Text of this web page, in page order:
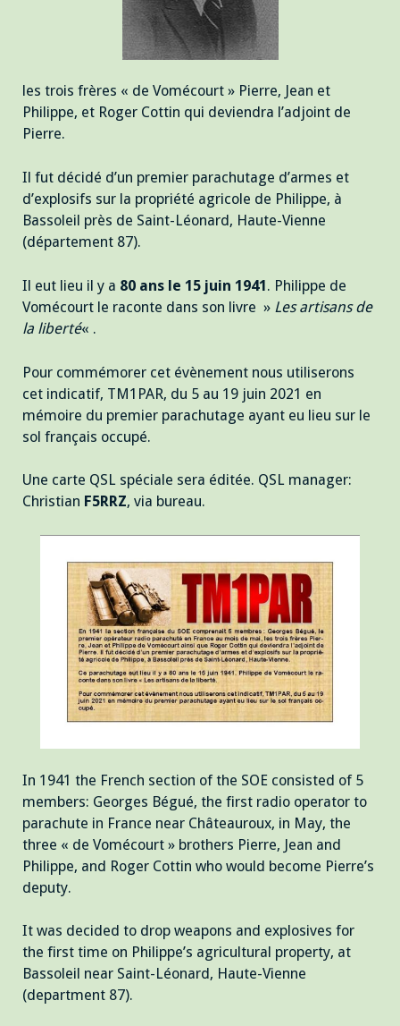
les trois frères « de Vomécourt » Pierre, Jean et
Philippe, et Roger Cottin qui deviendra l’adjoint de
Pierre.
Il fut décidé d’un premier parachutage d’armes et
d’explosifs sur la propriété agricole de Philippe, à
Bassoleil près de Saint-Léonard, Haute-Vienne
(département 87).
Il eut lieu il y a 80 ans le 15 juin 1941. Philippe de
Vomécourt le raconte dans son livre » Les artisans de
la liberté« .
Pour commémorer cet évènement nous utiliserons
cet indicatif, TM1PAR, du 5 au 19 juin 2021 en
mémoire du premier parachutage ayant eu lieu sur le
sol français occupé.
Une carte QSL spéciale sera éditée. QSL manager:
Christian F5RRZ, via bureau.
In 1941 the French section of the SOE consisted of 5
members: Georges Bégué, the first radio operator to
parachute in France near Châteauroux, in May, the
three « de Vomécourt » brothers Pierre, Jean and
Philippe, and Roger Cottin who would become Pierre’s
deputy.
It was decided to drop weapons and explosives for
the first time on Philippe’s agricultural property, at
Bassoleil near Saint-Léonard, Haute-Vienne
(department 87).